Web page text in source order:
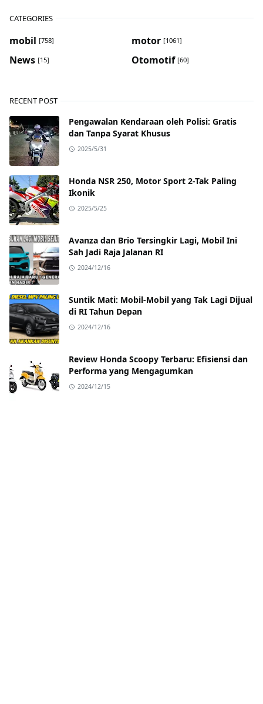
CATEGORIES
mobil [758] motor [1061]
News [15] Otomotif [60]
RECENT POST
Pengawalan Kendaraan oleh Polisi: Gratis
dan Tanpa Syarat Khusus
2025/5/31
Honda NSR 250, Motor Sport 2-Tak Paling
Ikonik
2025/5/25
Avanza dan Brio Tersingkir Lagi, Mobil Ini
Sah Jadi Raja Jalanan RI
2024/12/16
Suntik Mati: Mobil-Mobil yang Tak Lagi Dijual
di RI Tahun Depan
2024/12/16
Review Honda Scoopy Terbaru: Efisiensi dan
Performa yang Mengagumkan
2024/12/15